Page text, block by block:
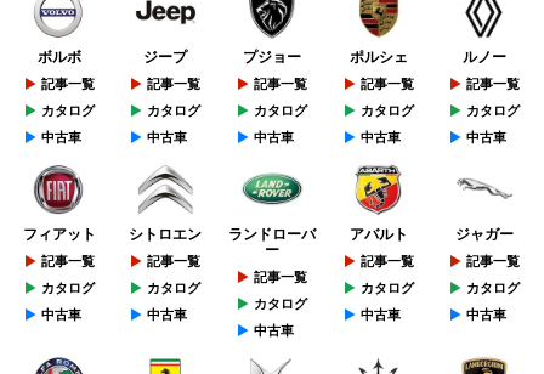
ボルボ
記事一覧
カタログ
中古車
ジープ
記事一覧
カタログ
中古車
プジョー
記事一覧
カタログ
中古車
ポルシェ
記事一覧
カタログ
中古車
ルノー
記事一覧
カタログ
中古車
フィアット
記事一覧
カタログ
中古車
シトロエン
記事一覧
カタログ
中古車
ランドローバ
ー
記事一覧
カタログ
中古車
アバルト
記事一覧
カタログ
中古車
ジャガー
記事一覧
カタログ
中古車